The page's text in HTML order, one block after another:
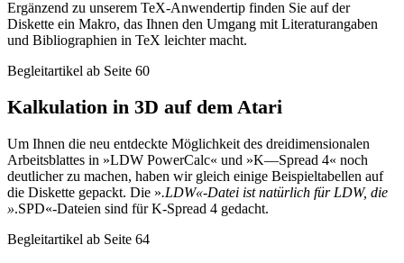
Ergänzend zu unserem TeX-Anwendertip finden Sie auf der
Diskette ein Makro, das Ihnen den Umgang mit Literaturangaben
und Bibliographien in TeX leichter macht.
Begleitartikel ab Seite 60
Kalkulation in 3D auf dem Atari
Um Ihnen die neu entdeckte Möglichkeit des dreidimensionalen
Arbeitsblattes in »LDW PowerCalc« und »K—Spread 4« noch
deutlicher zu machen, haben wir gleich einige Beispieltabellen auf
die Diskette gepackt. Die ».LDW«-Datei ist natürlich für LDW, die
».SPD«-Dateien sind für K-Spread 4 gedacht.
Begleitartikel ab Seite 64